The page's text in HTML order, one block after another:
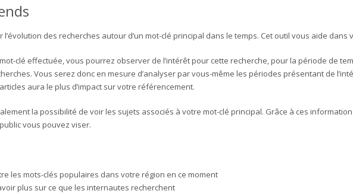
l’évolution des recherches autour d’un mot-clé principal dans le temps. Cet outil vous aide
clé effectuée, vous pourrez observer de l’intérêt pour cette recherche, pour la période de
Vous serez donc en mesure d’analyser par vous-même les périodes présentant de
aura le plus d’impact sur votre référencement.
la possibilité de voir les sujets associés à votre mot-clé principal. Grâce à ces
vous pouvez viser.
les mots-clés populaires dans votre région en ce moment
plus sur ce que les internautes recherchent